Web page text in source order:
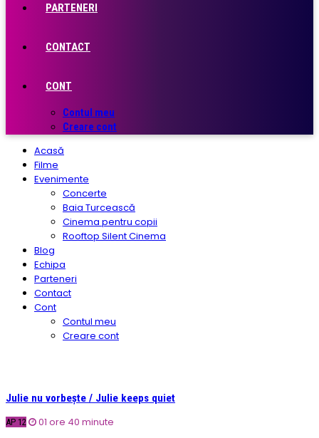
PARTENERI
CONTACT
CONT
Contul meu
Creare cont
Acasă
Filme
Evenimente
Concerte
Baia Turcească
Cinema pentru copii
Rooftop Silent Cinema
Blog
Echipa
Parteneri
Contact
Cont
Contul meu
Creare cont
Julie nu vorbește / Julie keeps quiet
AP 12
01 ore 40 minute